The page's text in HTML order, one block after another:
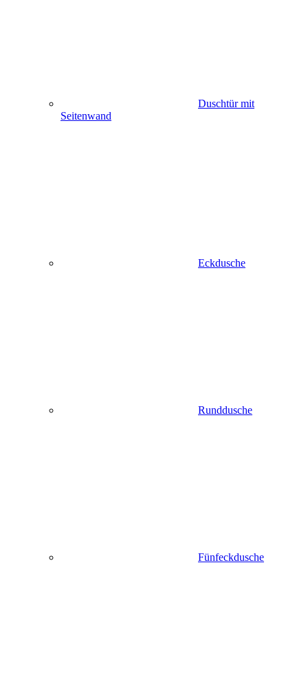
Duschtür mit
Seitenwand
Eckdusche
Runddusche
Fünfeckdusche